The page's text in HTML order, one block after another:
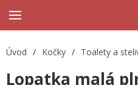
Úvod / Kočky / Toalety a
Lopatka malá